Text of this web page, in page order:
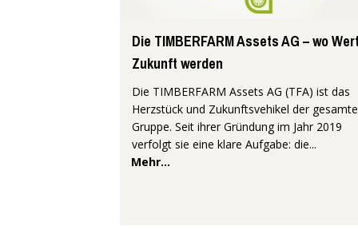
Die TIMBERFARM Assets AG – wo
Zukunft werden
Die TIMBERFARM Assets AG (TFA) ist das
Herzstück und Zukunftsvehikel der
Gruppe. Seit ihrer Gründung im Jahr 2019
verfolgt sie eine klare Aufgabe: die...
Mehr...